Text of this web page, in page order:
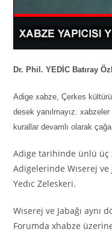
Dr. Phil. YEDİC Batıray
Adige xabze, Çerkes
desek yanılmayız.
kurallar devamlı olarak
Adige tarihinde ünlü üç
Adigelerinde Wıserej ve
Yedıc Zeleskeri.
Wıserej ve Jabağı aynı
Forumda xhabze